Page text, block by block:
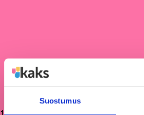
Suostumus
12.06.2026